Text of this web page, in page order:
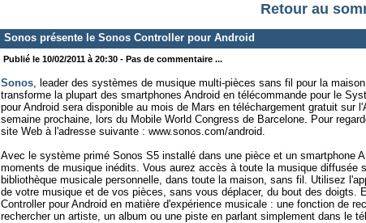
Retour au
Sonos présente le Sonos Controller pour Android
Publié le 10/02/2011 à 20:30 - Pas de commentaire ...
Sonos , leader des systèmes de musique multi-pièces sans fil pour la
transforme la plupart des smartphones Android en télécommande pour le
pour Android sera disponible au mois de Mars en téléchargement gratuit sur
semaine prochaine, lors du Mobile World Congress de Barcelone. Pour
site Web à l'adresse suivante : www.sonos.com/android.
Avec le système primé Sonos S5 installé dans une pièce et un smartphone
moments de musique inédits. Vous aurez accès à toute la musique diffusée
bibliothèque musicale personnelle, dans toute la maison, sans fil. Utilisez
de votre musique et de vos pièces, sans vous déplacer, du bout des doigts.
Controller pour Android en matière d'expérience musicale : une fonction de
rechercher un artiste, un album ou une piste en parlant simplement dans le